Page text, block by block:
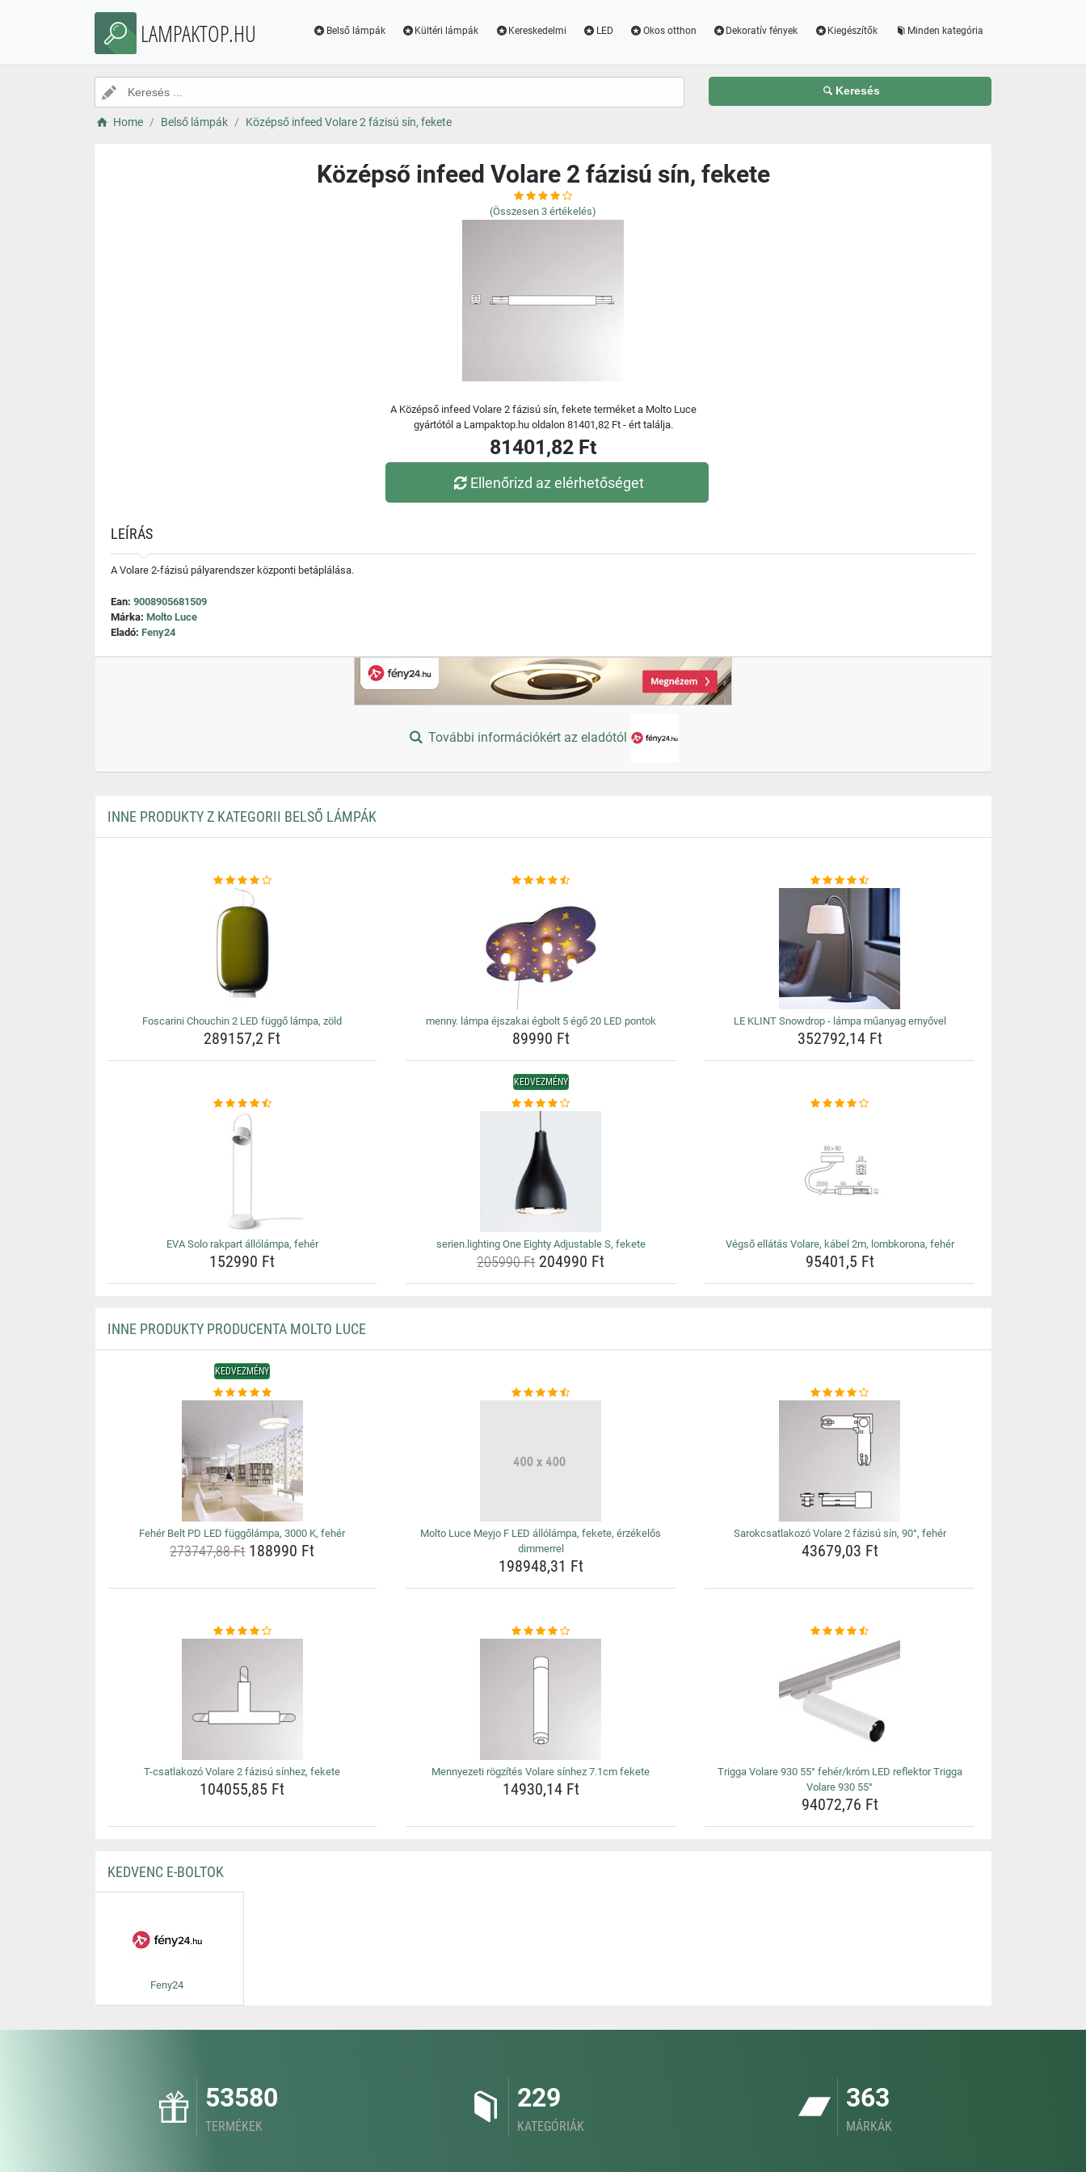
LAMPAKTOP.HU Belső lámpák Kültéri lámpák Kereskedelmi LED Okos otthon Dekoratív fények Kiegészítők Minden kategória
Keresés
Home Belső lámpák Középső infeed Volare 2 fázisú sín, fekete
Középső infeed Volare 2 fázisú sín, fekete
(Összesen 3 értékelés)
A Középső infeed Volare 2 fázisú sín, fekete terméket a Molto Luce
gyártótól a Lampaktop.hu oldalon 81401,82 Ft - ért találja.
81401,82 Ft
Ellenőrizd az elérhetőséget
LEÍRÁS
A Volare 2-fázisú pályarendszer központi betáplálása.
Ean: 9008905681509
Márka: Molto Luce
Eladó: Feny24
További információkért az eladótól
INNE PRODUKTY Z KATEGORII BELSŐ LÁMPÁK
Foscarini Chouchin 2 LED függő lámpa, zöld
289157,2 Ft
menny. lámpa éjszakai égbolt 5 égő 20 LED pontok
89990 Ft
LE KLINT Snowdrop - lámpa műanyag ernyővel
352792,14 Ft
EVA Solo rakpart állólámpa, fehér
152990 Ft
KEDVEZMÉNY
serien.lighting One Eighty Adjustable S, fekete
205990 Ft204990 Ft
Végső ellátás Volare, kábel 2m, lombkorona, fehér
95401,5 Ft
INNE PRODUKTY PRODUCENTA MOLTO LUCE
KEDVEZMÉNY
Fehér Belt PD LED függőlámpa, 3000 K, fehér
273747,88 Ft188990 Ft
Molto Luce Meyjo F LED állólámpa, fekete, érzékelős
dimmerrel
198948,31 Ft
Sarokcsatlakozó Volare 2 fázisú sín, 90°, fehér
43679,03 Ft
T-csatlakozó Volare 2 fázisú sínhez, fekete
104055,85 Ft
Mennyezeti rögzítés Volare sínhez 7.1cm fekete
14930,14 Ft
Trigga Volare 930 55° fehér/króm LED reflektor Trigga
Volare 930 55°
94072,76 Ft
KEDVENC E-BOLTOK
Feny24
53580
TERMÉKEK
229
KATEGÓRIÁK
363
MÁRKÁK